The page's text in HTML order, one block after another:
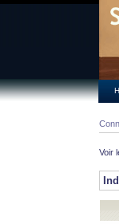
Voir